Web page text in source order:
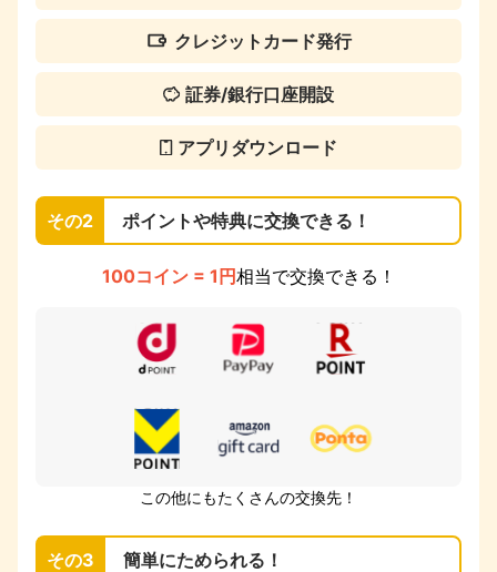
クレジットカード発行
証券/銀行口座開設
アプリダウンロード
その2 ポイントや特典に交換できる！
100コイン = 1円相当で交換できる！
この他にもたくさんの交換先！
その3 簡単にためられる！